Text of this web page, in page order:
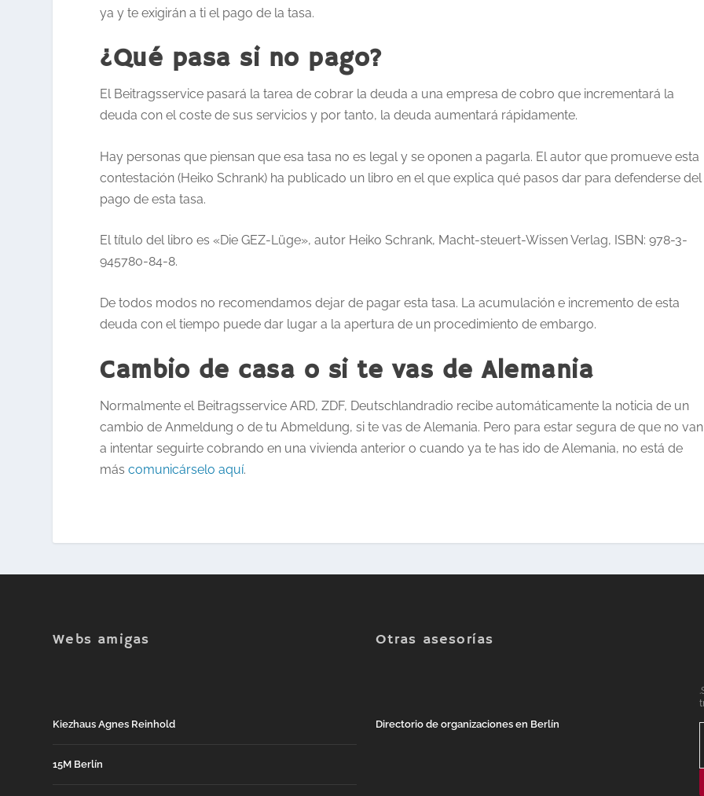
ya y te exigirán a ti el pago de la tasa.
¿Qué pasa si no pago?
El Beitragsservice pasará la tarea de cobrar la deuda a una empresa de cobro que incrementará la
deuda con el coste de sus servicios y por tanto, la deuda aumentará rápidamente.
Hay personas que piensan que esa tasa no es legal y se oponen a pagarla. El autor que promueve esta
contestación (Heiko Schrank) ha publicado un libro en el que explica qué pasos dar para defenderse del
pago de esta tasa.
El título del libro es «Die GEZ-Lüge», autor Heiko Schrank, Macht-steuert-Wissen Verlag, ISBN: 978-3-
945780-84-8.
De todos modos no recomendamos dejar de pagar esta tasa. La acumulación e incremento de esta
deuda con el tiempo puede dar lugar a la apertura de un procedimiento de embargo.
Cambio de casa o si te vas de Alemania
Normalmente el Beitragsservice ARD, ZDF, Deutschlandradio recibe automáticamente la noticia de un
cambio de Anmeldung o de tu Abmeldung, si te vas de Alemania. Pero para estar segura de que no van
a intentar seguirte cobrando en una vivienda anterior o cuando ya te has ido de Alemania, no está de
máscomunicárselo aquí.
Webs amigas
Kiezhaus Agnes Reinhold
15M Berlín
Otras asesorías
Directorio de organizaciones en Berlín